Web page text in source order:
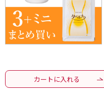
カートに入れる